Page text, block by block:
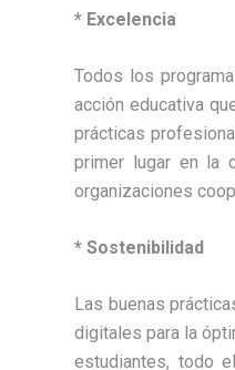
* Excelencia
Todos los
acción educativa
prácticas
primer lugar en la
organizaciones
* Sostenibilidad
Las buenas
digitales para la
estudiantes, todo